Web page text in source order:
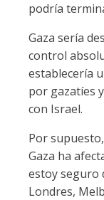
podría
Gaza sería
control
establecería
por gazatíes
con Israel.
Por
Gaza ha
estoy seguro
Londres,